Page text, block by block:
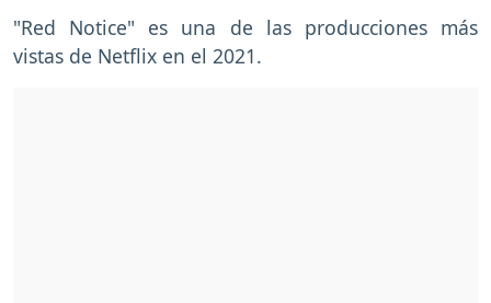
"Red Notice" es una de las producciones más
vistas de Netflix en el 2021.